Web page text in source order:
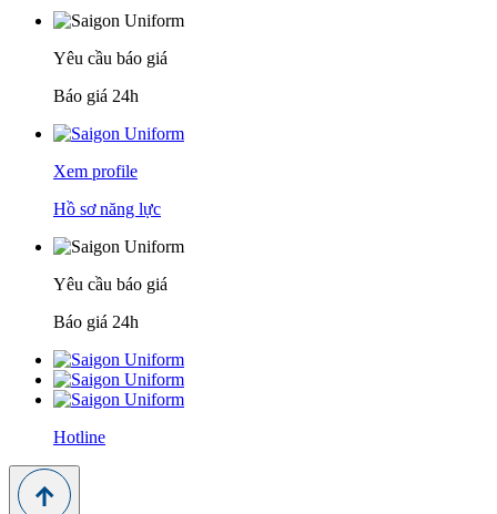
Yêu cầu báo giá
Báo giá 24h
Xem profile
Hồ sơ năng lực
Yêu cầu báo giá
Báo giá 24h
Hotline